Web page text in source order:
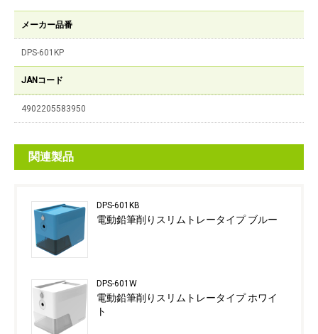
メーカー品番
DPS-601KP
JANコード
4902205583950
関連製品
DPS-601KB
電動鉛筆削りスリムトレータイプ ブルー
DPS-601W
電動鉛筆削りスリムトレータイプ ホワイ
ト